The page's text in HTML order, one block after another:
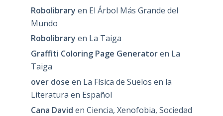
Robolibrary en El Árbol Más Grande del
Mundo
Robolibrary en La Taiga
Graffiti Coloring Page Generatoren La
Taiga
over dose en La Física de Suelos en la
Literatura en Español
Cana David en Ciencia, Xenofobia, Sociedad